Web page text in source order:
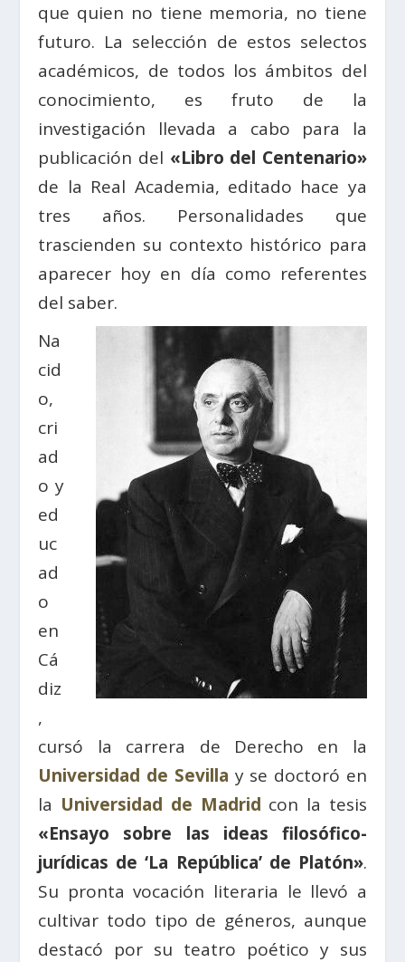
que quien no tiene memoria, no tiene
futuro. La selección de estos selectos
académicos, de todos los ámbitos del
conocimiento, es fruto de la
investigación llevada a cabo para la
publicación del «Libro del Centenario»
de la Real Academia, editado hace ya
tres años. Personalidades que
trascienden su contexto histórico para
aparecer hoy en día como referentes
del saber.
Na
cid
o,
cri
ad
o y
ed
uc
ad
o
en
Cá
diz
,
cursó la carrera de Derecho en la
Universidad de Sevilla y se doctoró en
la Universidad de Madrid con la tesis
«Ensayo sobre las ideas filosófico-
jurídicas de ‘La República’ de Platón».
Su pronta vocación literaria le llevó a
cultivar todo tipo de géneros, aunque
destacó por su teatro poético y sus